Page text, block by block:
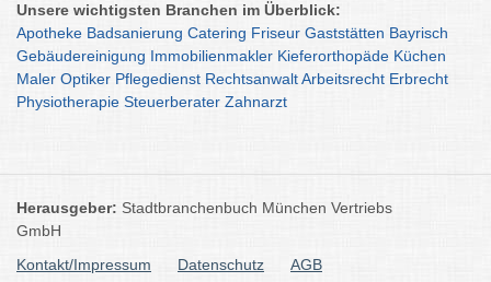
Unsere wichtigsten Branchen im Überblick:
Apotheke Badsanierung Catering Friseur Gaststätten Bayrisch
Gebäudereinigung Immobilienmakler Kieferorthopäde Küchen
Maler Optiker Pflegedienst RechtsanwaltArbeitsrecht Erbrecht
Physiotherapie Steuerberater Zahnarzt
Herausgeber: Stadtbranchenbuch München Vertriebs
GmbH
Kontakt/Impressum
Datenschutz
AGB